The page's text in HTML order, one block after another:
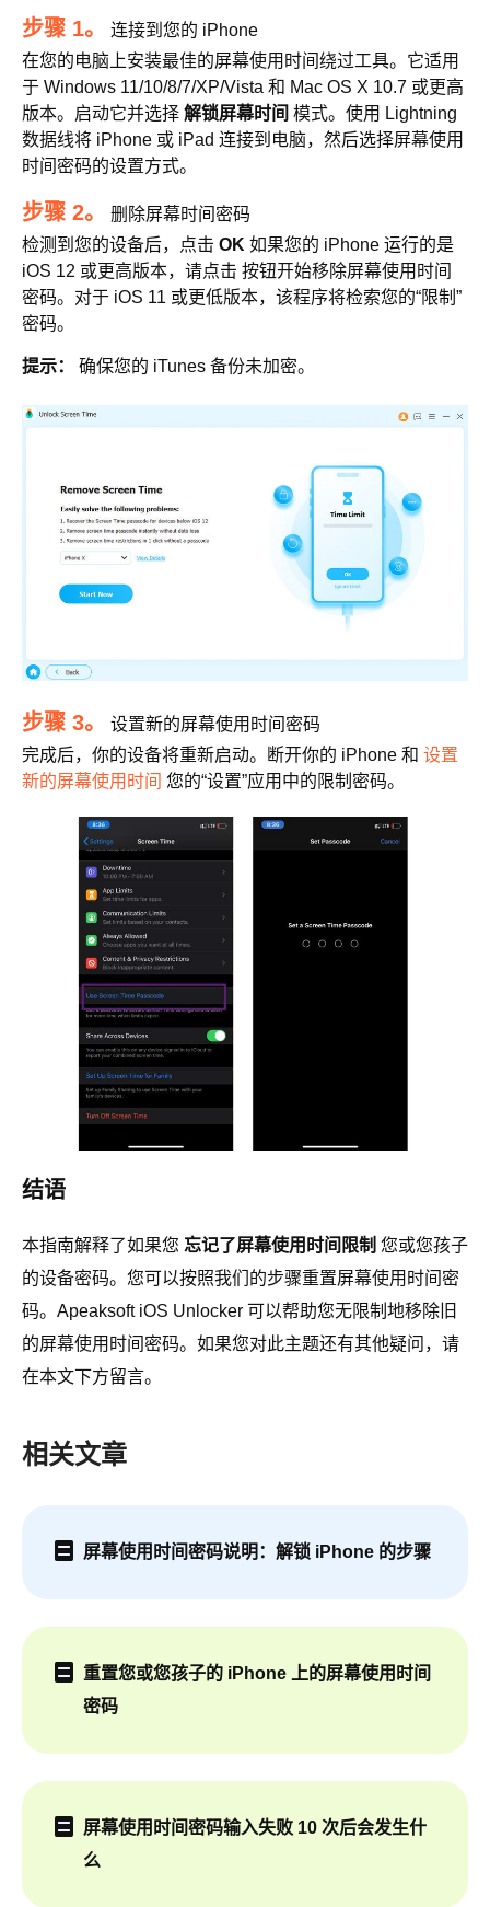
步骤 1。
连接到您的 iPhone
在您的电脑上安装最佳的屏幕使用时间绕过工具。它适用
于 Windows 11/10/8/7/XP/Vista 和 Mac OS X 10.7 或更高
版本。启动它并选择 解锁屏幕时间 模式。使用 Lightning
数据线将 iPhone 或 iPad 连接到电脑，然后选择屏幕使用
时间密码的设置方式。
步骤 2。
删除屏幕时间密码
检测到您的设备后，点击 OK 如果您的 iPhone 运行的是
iOS 12 或更高版本，请点击 按钮开始移除屏幕使用时间
密码。对于 iOS 11 或更低版本，该程序将检索您的“限制”
密码。
提示： 确保您的 iTunes 备份未加密。
步骤 3。
设置新的屏幕使用时间密码
完成后，你的设备将重新启动。断开你的 iPhone 和 设置
新的屏幕使用时间 您的“设置”应用中的限制密码。
结语
本指南解释了如果您 忘记了屏幕使用时间限制 您或您孩子
的设备密码。您可以按照我们的步骤重置屏幕使用时间密
码。Apeaksoft iOS Unlocker 可以帮助您无限制地移除旧
的屏幕使用时间密码。如果您对此主题还有其他疑问，请
在本文下方留言。
相关文章
屏幕使用时间密码说明：解锁 iPhone 的步骤
重置您或您孩子的 iPhone 上的屏幕使用时间
密码
屏幕使用时间密码输入失败 10 次后会发生什
么